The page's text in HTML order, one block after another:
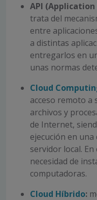
API
trata del
entre
a distintas
entregarlos en
unas normas
Cloud
acceso remoto a
archivos y
de Internet,
ejecución en
servidor local.
necesidad de
computadoras.
Cloud Híbrido: